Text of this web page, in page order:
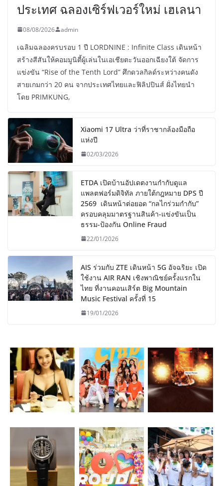
ประเทศ ฉลองเซิร์ฟเวอร์ใหม่ เฮเลนา
08/08/2026 admin
เฉลิมฉลองครบรอบ 1 ปี LORDNINE : Infinite Class เดินหน้า
สร้างสีสันให้คอมมูนิตี้ผู้เล่นในเอเชียตะวันออกเฉียงใต้ จัดการ
แข่งขัน “Rise of the Tenth Lord” ศึกดวลกิลด์ระหว่างคนดัง
สายเกมกว่า 20 คน จากประเทศไทยและฟิลิปปินส์ ฝั่งไทยนำ
โดย PRIMKUNG,
Xiaomi 17 Ultra ว่าที่ราชากล้องมือถือ
แห่งปี
02/03/2026
ETDA เปิดบ้านอัปเดตงานกำกับดูแล
แพลตฟอร์มดิจิทัล ภายใต้กฎหมาย DPS ปี
2569 เดินหน้าต่อยอด “กลไกร่วมกำกับ”
ครอบคลุมมาตรฐานสินค้า-แข่งขันเป็น
ธรรม-ป้องกัน Online Fraud
22/01/2026
AIS ร่วมกับ ZTE เดินหน้า 5G อัจฉริยะ เปิด
ใช้งาน AIR RAN เชิงพาณิชย์ครั้งแรกใน
ไทย ที่งานคอนเสิร์ต Big Mountain
Music Festival ครั้งที่ 15
19/01/2026